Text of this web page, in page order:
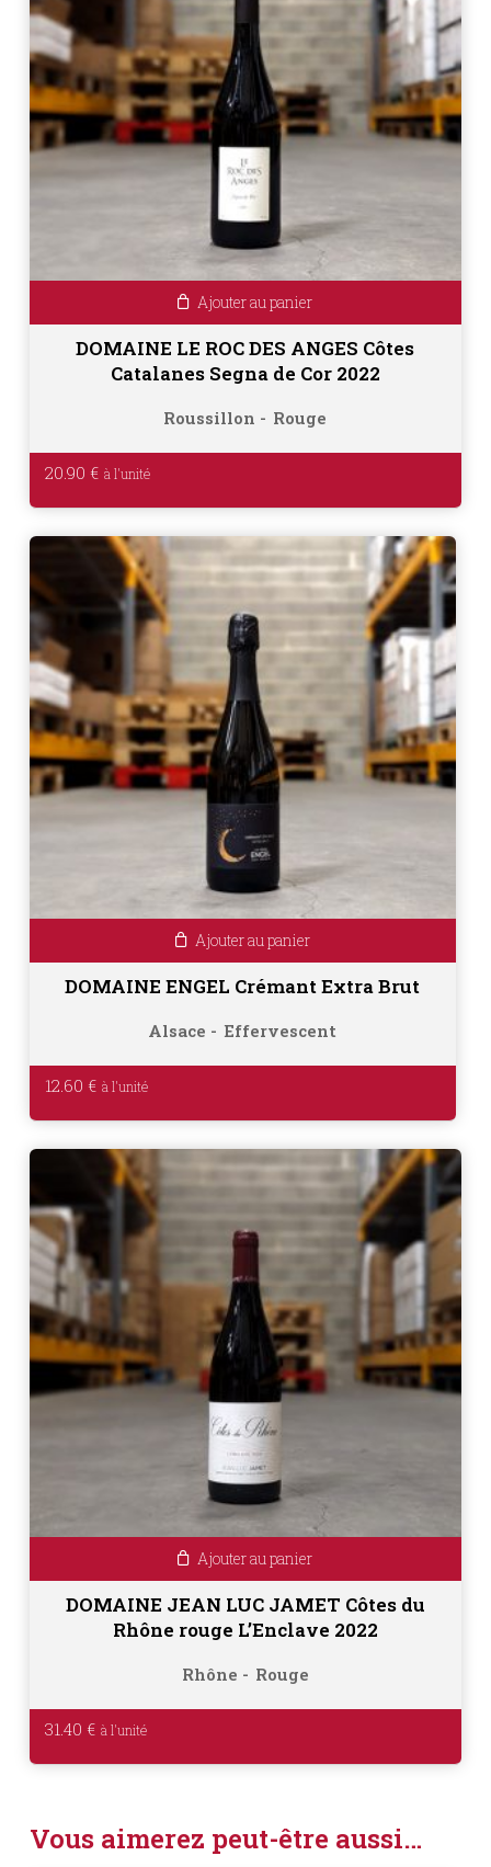
Ajouter au panier
DOMAINE LE ROC DES ANGES Côtes
Catalanes Segna de Cor 2022
Roussillon Rouge
20.90 €
Ajouter au panier
DOMAINE ENGEL Crémant Extra Brut
Alsace Effervescent
12.60 €
Ajouter au panier
DOMAINE JEAN LUC JAMET Côtes du
Rhône rouge L’Enclave 2022
Rhône Rouge
31.40 €
Vous aimerez peut-être aussi…